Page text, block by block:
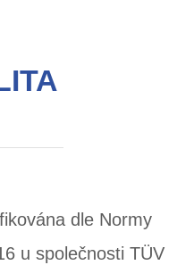
dle Normy
u společnosti TÜV